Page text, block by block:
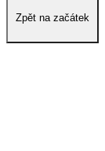
Zpět na začátek